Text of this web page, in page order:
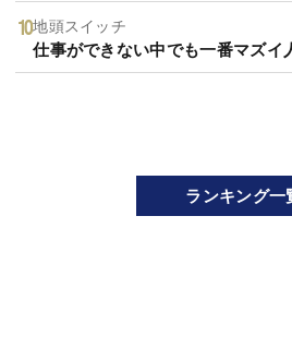
地頭スイッチ
仕事ができない中でも一番マズイ
ランキング一